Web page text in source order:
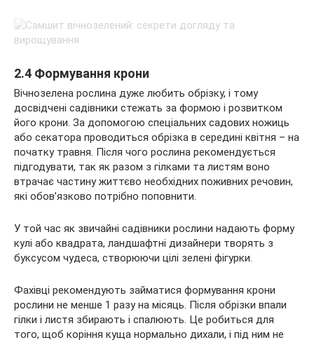
2.4 Формування крони
Вічнозелена рослина дуже любить обрізку, і тому
досвідчені садівники стежать за формою і розвитком
його крони. За допомогою спеціальних садових ножиць
або секатора проводиться обрізка в середині квітня – на
початку травня. Після чого рослина рекомендується
підгодувати, так як разом з гілками та листям воно
втрачає частину життєво необхідних поживних речовин,
які обов’язково потрібно поповнити.
У той час як звичайні садівники рослини надають форму
кулі або квадрата, ландшафтні дизайнери творять з
буксусом чудеса, створюючи цілі зелені фігурки.
Фахівці рекомендують займатися формування крони
рослини не менше 1 разу на місяць. Після обрізки впали
гілки і листя збирають і спалюють. Це робиться для
того, щоб коріння куща нормально дихали, і під ним не